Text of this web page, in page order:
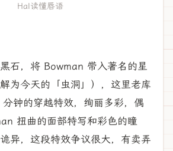
Hal读懂唇语
石，将 Bowman 带入著名的星
为今天的「虫洞」），这里老库
钟的穿越特效，绚丽多彩，偶
扭曲的面部特写和彩色的瞳
异，这段特效争议很大，有卖弄